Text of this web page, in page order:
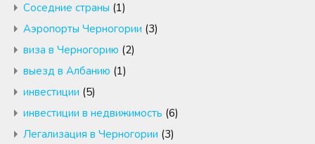
Cоседние страны (1)
Аэропорты Черногории (3)
виза в Черногорию (2)
выезд в Албанию (1)
инвестиции (5)
инвестиции в недвижимость (6)
Легализация в Черногории (3)